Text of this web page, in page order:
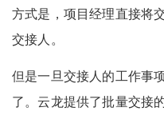
方式是，项目经理直接将
交接人。
但是一旦交接人的工作事
了。云龙提供了批量交接